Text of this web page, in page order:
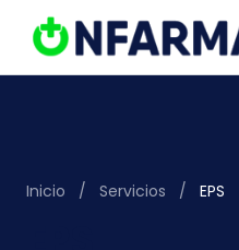
Saltar al contenido principal
Inicio / Servicios / EPS